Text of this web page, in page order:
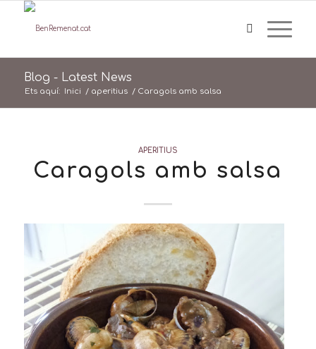
Blog - Latest News
Ets aquí: Inici / aperitius / Caragols amb salsa
APERITIUS
Caragols amb salsa